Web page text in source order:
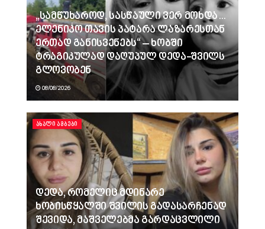
„სამწუხაროდ, სასწაული ვერ მოხდა…
ელენიკო თავის პატარა ლაზარესთან
ერთად განისვენებს“ – ხობში
ტრაგიკულად დაღუპულ დედა-შვილს
გლოვობენ
08/08/2026
ᲐᲮᲐᲚᲘ ᲐᲛᲑᲔᲑᲘ
დედა, რომელიც მდინარე
ხობისწყალში შვილის გადასარჩენად
შევიდა, მაშველებმა გარდაცვლილი